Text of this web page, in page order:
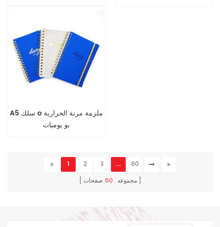
A5 سلك o ملزمة مرنة الحرارية
بو يوميات
1 2 3 ...
60
مجموعه 60 صفحات